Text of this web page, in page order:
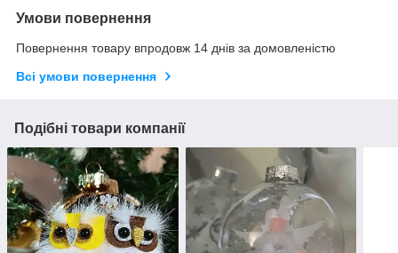
Умови повернення
Повернення товару впродовж 14 днів за домовленістю
Всі умови повернення
Подібні товари компанії